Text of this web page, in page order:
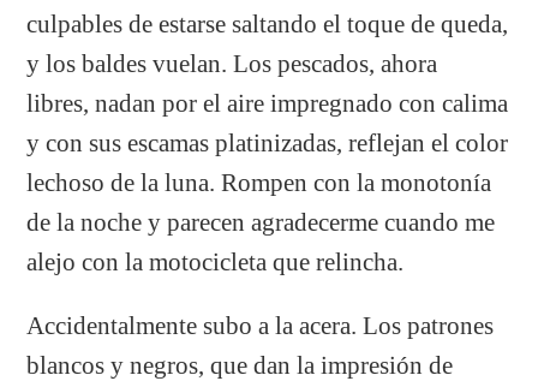
culpables de estarse saltando el toque de queda,
y los baldes vuelan. Los pescados, ahora
libres, nadan por el aire impregnado con calima
y con sus escamas platinizadas, reflejan el color
lechoso de la luna. Rompen con la monotonía
de la noche y parecen agradecerme cuando me
alejo con la motocicleta que relincha.
Accidentalmente subo a la acera. Los patrones
blancos y negros, que dan la impresión de